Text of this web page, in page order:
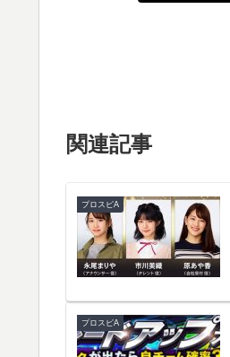
関連記事
プロスピA
プロスピA